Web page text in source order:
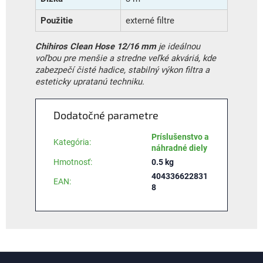
Použitie externé filtre
Chihiros Clean Hose 12/16 mmje ideálnou
voľbou pre menšie a stredne veľké akváriá, kde
zabezpečí čisté hadice, stabilný výkon filtra a
esteticky upratanú techniku.
Dodatočné parametre
Kategória:
Príslušenstvo a
náhradné diely
Hmotnosť: 0.5 kg
EAN:
404336622831
8